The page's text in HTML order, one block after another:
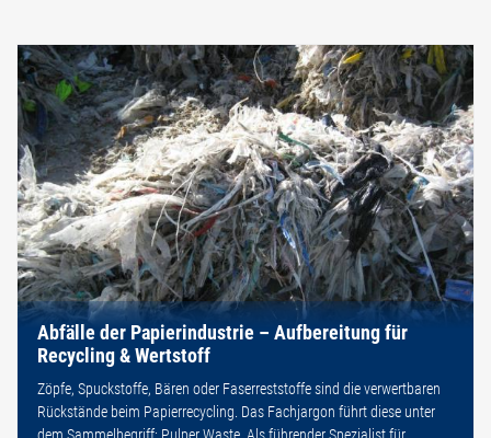
Abfälle der Papierindustrie – Aufbereitung für
Recycling & Wertstoff
Zöpfe, Spuckstoffe, Bären oder Faserreststoffe sind die verwertbaren
Rückstände beim Papierrecycling. Das Fachjargon führt diese unter